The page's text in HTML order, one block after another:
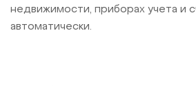
недвижимости, приборах учета и
автоматически.